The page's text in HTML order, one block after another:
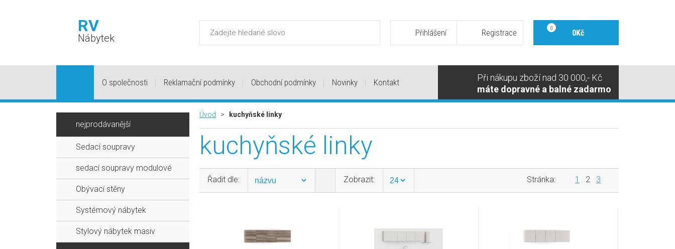
RV
Nábytek Přihlášení Registrace 0 0Kč
Při nákupu zboží nad 30 000,- Kč
máte dopravné a balné zadarmo
O společnosti Reklamační podmínky Obchodní podmínky Novinky Kontakt
Úvod > kuchyňské linky
kuchyňské linky
Řadit dle: Zobrazit: Stránka: 1 2 3
nejprodávanější
Sedací soupravy
sedací soupravy modulové
Obývací stěny
Systémový nábytek
Stylový nábytek masiv